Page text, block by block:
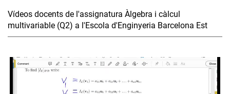
Vídeos docents de l'assignatura Àlgebra i càlcul
multivariable (Q2) a l'Escola d'Enginyeria Barcelona Est